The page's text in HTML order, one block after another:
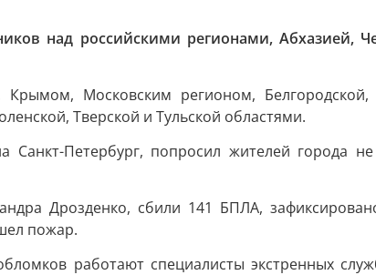
над российскими регионами, Абхазией,
Московским регионом, Белгородской,
Тверской и Тульской областями.
Петербург, попросил жителей города
Дрозденко, сбили 141 БПЛА,
пожар.
работают специалисты экстренных